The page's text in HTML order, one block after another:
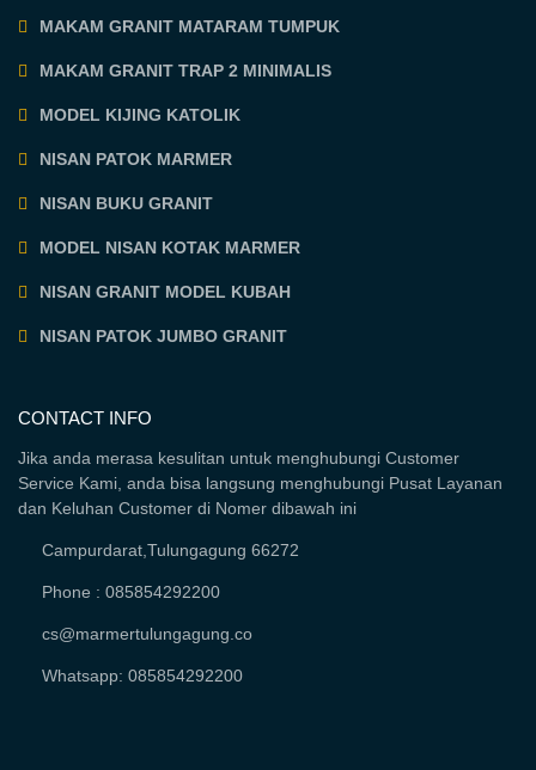
MAKAM GRANIT MATARAM TUMPUK
MAKAM GRANIT TRAP 2 MINIMALIS
MODEL KIJING KATOLIK
NISAN PATOK MARMER
NISAN BUKU GRANIT
MODEL NISAN KOTAK MARMER
NISAN GRANIT MODEL KUBAH
NISAN PATOK JUMBO GRANIT
CONTACT INFO
Jika anda merasa kesulitan untuk menghubungi Customer
Service Kami, anda bisa langsung menghubungi Pusat Layanan
dan Keluhan Customer di Nomer dibawah ini
Campurdarat,Tulungagung 66272
Phone : 085854292200
cs@marmertulungagung.co
Whatsapp: 085854292200